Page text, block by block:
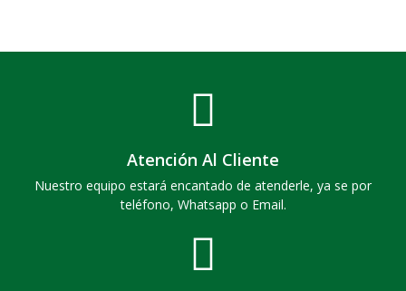
Atención Al Cliente
Nuestro equipo estará encantado de atenderle, ya se por
teléfono, Whatsapp o Email.